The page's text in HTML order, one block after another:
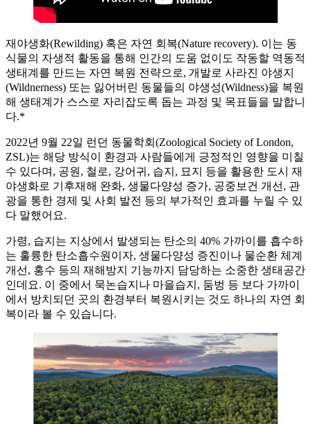
재야생화(Rewilding) 혹은 자연 회복(Nature recovery). 이는 동
식물의 자생적 활동을 통해 인간의 도움 없이도 작동할 역동적
생태계를 만드는 자연 복원 전략으로, 개발로 사라진 야생지
(Wildnerness) 또는 잃어버린 동물들의 야생성(Wildness)을 복원
해 생태계가 스스로 자리잡도록 돕는 과정 및 목표들을 말합니
다.*
2022년 9월 22일 런던 동물학회(Zoological Society of London,
ZSL)는 해당 방식이 환경과 사람들에게 긍정적인 영향을 미칠
수 있다며, 공원, 철로, 강어귀, 습지, 묘지 등을 활용한 도시 재
야생화로 기후재해 완화, 생물다양성 증가, 공중보건 개선, 관
광을 통한 경제 및 사회 발전 등의 부가적인 효과를 누릴 수 있
다 말했어요.
가령, 습지는 지상에서 발생되는 탄소의 40% 가까이를 흡수하
는 훌륭한 탄소흡수원이자, 생물다양성 증진이나 물순환 체계
개선, 홍수 등의 재해방지 기능까지 담당하는 소중한 생태공간
인데요. 이 중에서 묵논습지나 마을습지, 둠벙 등 보다 가까이
에서 방치되던 곳의 환경부터 복원시키는 것도 하나의 자연 회
복이라 볼 수 있습니다.